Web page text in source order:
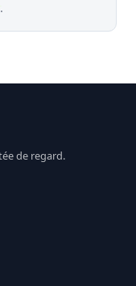
.
de regard.